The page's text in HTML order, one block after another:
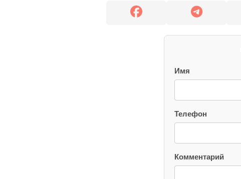
Имя
Телефон
Комментарий